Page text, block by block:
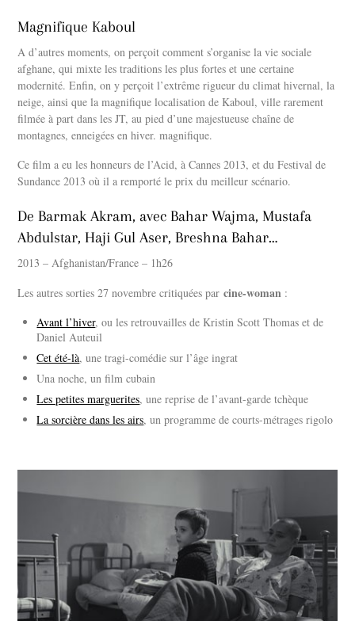
Magnifique Kaboul
A d’autres moments, on perçoit comment s’organise la vie sociale
afghane, qui mixte les traditions les plus fortes et une certaine
modernité. Enfin, on y perçoit l’extrême rigueur du climat hivernal, la
neige, ainsi que la magnifique localisation de Kaboul, ville rarement
filmée à part dans les JT, au pied d’une majestueuse chaîne de
montagnes, enneigées en hiver. magnifique.
Ce film a eu les honneurs de l’Acid, à Cannes 2013, et du Festival de
Sundance 2013 où il a remporté le prix du meilleur scénario.
De Barmak Akram, avec Bahar Wajma, Mustafa
Abdulstar, Haji Gul Aser, Breshna Bahar…
2013 – Afghanistan/France – 1h26
Les autres sorties 27 novembre critiquées parcine-woman :
Avant l’hiver, ou les retrouvailles de Kristin Scott Thomas et de
Daniel Auteuil
Cet été-là, une tragi-comédie sur l’âge ingrat
Una noche, un film cubain
Les petites marguerites, une reprise de l’avant-garde tchèque
La sorcière dans les airs, un programme de courts-métrages rigolo